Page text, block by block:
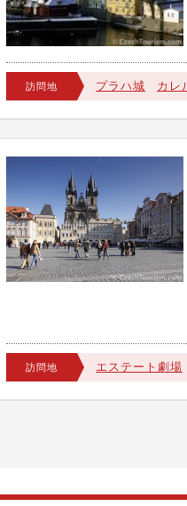
訪問地 プラハ城 カレ
訪問地 エステート劇場